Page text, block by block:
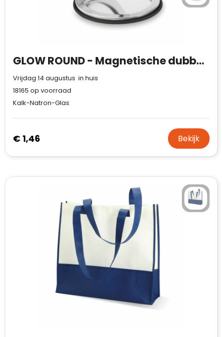
GLOW ROUND - Magnetische dubbele spiegel
Vrijdag 14 augustus in huis
18165 op voorraad
Kalk-Natron-Glas
€ 1,46 Bekijk